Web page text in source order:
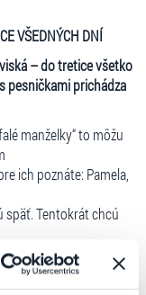
VŠEDNÝCH DNÍ
– do tretice všetko
pesničkami prichádza
manželky“ to môžu
ich poznáte: Pamela,
späť. Tentokrát chcú
Nie je